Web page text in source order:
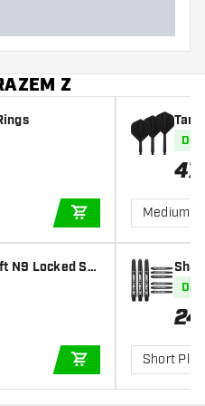
Z
DODAJ DO
N9 Locked Str
DODAJ DO
47
Medium
24
Short Plus